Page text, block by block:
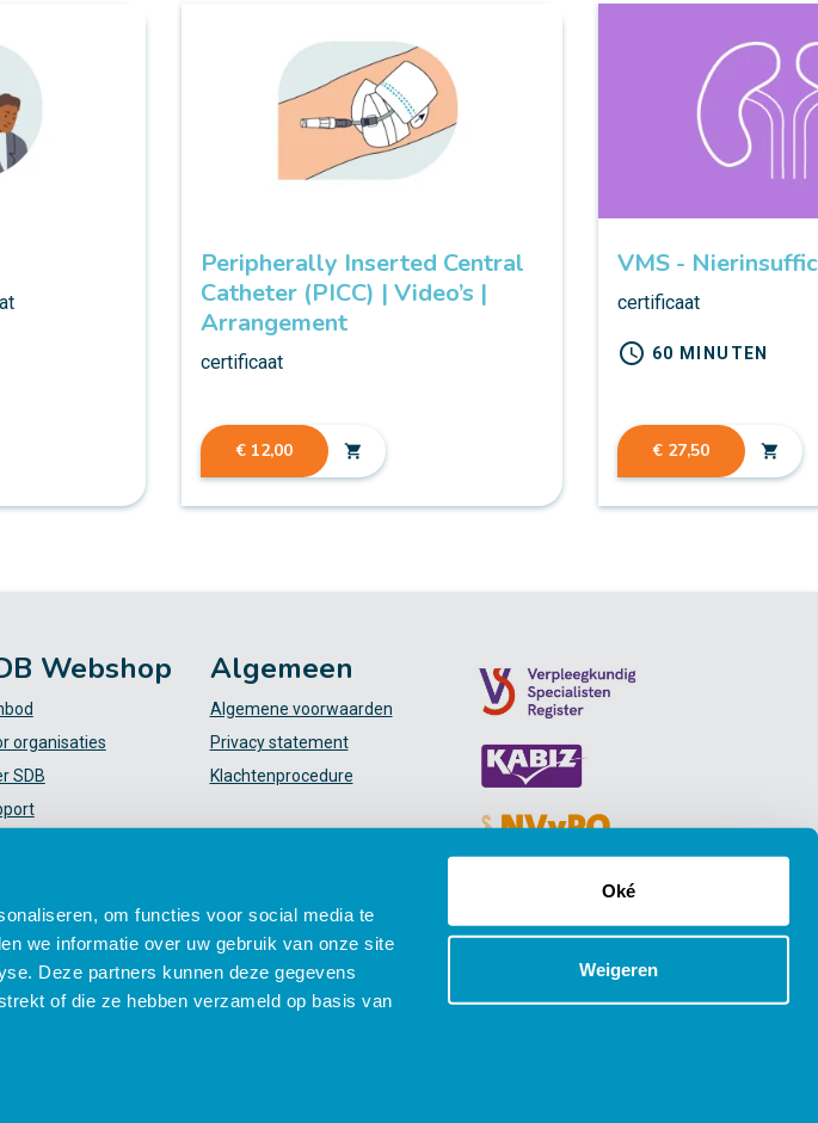
om functies voor social media te
we informatie over uw gebruik van onze site
Deze partners kunnen deze gegevens
of die ze hebben verzameld op basis van
Oké
Weigeren
Peripherally Inserted Central
Catheter (PICC) | Video’s |
Arrangement
certificaat
€ 12,00 shopping_cart
VMS -
certificaat
schedule 60 MINUTEN
€ 27,50 shopping_cart
Webshop
organisaties
SDB
Algemeen
Algemene voorwaarden
Privacy statement
Klachtenprocedure